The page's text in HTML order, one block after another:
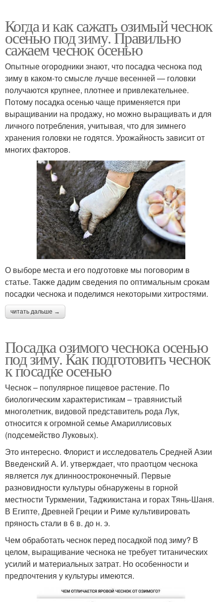
Когда и как сажать озимый чеснок
осенью под зиму. Правильно
сажаем чеснок осенью
Опытные огородники знают, что посадка чеснока под
зиму в каком-то смысле лучше весенней — головки
получаются крупнее, плотнее и привлекательнее.
Потому посадка осенью чаще применяется при
выращивании на продажу, но можно выращивать и для
личного потребления, учитывая, что для зимнего
хранения головки не годятся. Урожайность зависит от
многих факторов.
О выборе места и его подготовке мы поговорим в
статье. Также дадим сведения по оптимальным срокам
посадки чеснока и поделимся некоторыми хитростями.
читать дальше →
Посадка озимого чеснока осенью
под зиму. Как подготовить чеснок
к посадке осенью
Чеснок – популярное пищевое растение. По
биологическим характеристикам – травянистый
многолетник, видовой представитель рода Лук,
относится к огромной семье Амариллисовых
(подсемейство Луковых).
Это интересно. Флорист и исследователь Средней Азии
Введенский А. И. утверждает, что праотцом чеснока
является лук длинноостроконечный. Первые
разновидности культуры обнаружены в горной
местности Туркмении, Таджикистана и горах Тянь-Шаня.
В Египте, Древней Греции и Риме культивировать
пряность стали в 6 в. до н. э.
Чем обработать чеснок перед посадкой под зиму? В
целом, выращивание чеснока не требует титанических
усилий и материальных затрат. Но особенности и
предпочтения у культуры имеются.